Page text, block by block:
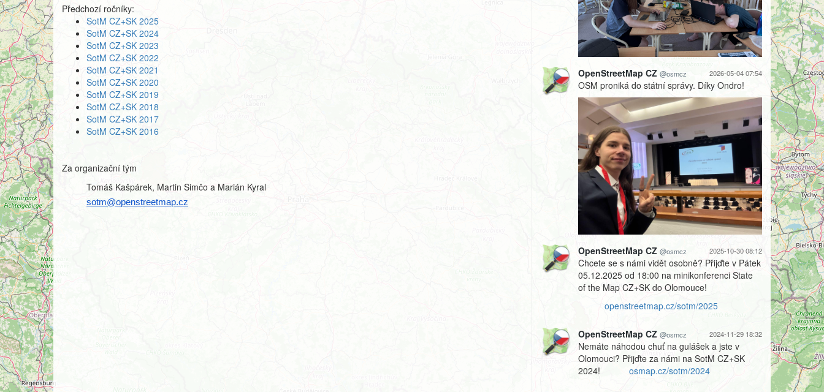
Předchozí ročníky:
SotM CZ+SK 2025
SotM CZ+SK 2024
SotM CZ+SK 2023
SotM CZ+SK 2022
SotM CZ+SK 2021
SotM CZ+SK 2020
SotM CZ+SK 2019
SotM CZ+SK 2018
SotM CZ+SK 2017
SotM CZ+SK 2016
Za organizační tým
Tomáš Kašpárek, Martin Simčo a Marián Kyral
sotm@openstreetmap.cz
2026-05-04 07:54
OpenStreetMap CZ @osmcz
OSM proniká do státní správy. Díky Ondro!
2025-10-30 08:12
OpenStreetMap CZ @osmcz
Chcete se s námi vidět osobně? Přijďte v Pátek
05.12.2025 od 18:00 na minikonferenci State
of the Map CZ+SK do Olomouce!
openstreetmap.cz/sotm/2025
2024-11-29 18:32
OpenStreetMap CZ @osmcz
Nemáte náhodou chuť na gulášek a jste v
Olomouci? Přijďte za námi na SotM CZ+SK
2024!
osmap.cz/sotm/2024